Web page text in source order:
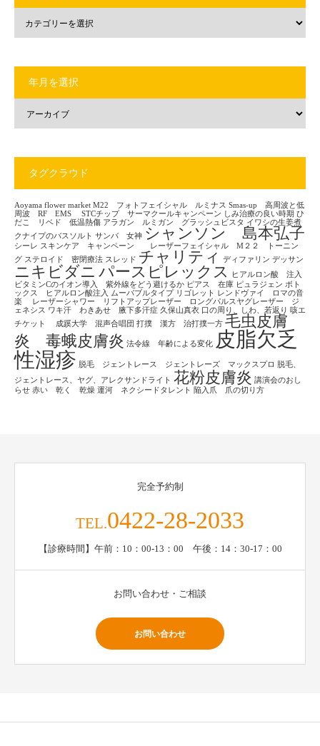
年月を選択
タグクラウド
Aoyama flower market M22 フォトフェイシャル ルミナス Smas-up 高周波と低
周波 RF EMS
STCチップ サーマクールキャンペーン しみ治療の良い時期 ひ
だこ リベド 低温熱傷 アラガン ルミガン グラッシュビスタ イワシの生姜煮
クナイプのバスソルト サンバ 女神 シャンソン 島本弘子
シーレ スキンケア キャンペーン レーザーフェイシャル M２２ トーニン
グ ステロイド 密閉療法 スレッド チャリティ ディファリン デッサン
ニキビダニ パースピレックス
ヒアルロン酸 注入
ビタミンCのイオン導入 紫外線をどう避けるか ピアス 在庫 ピュラジェン ボト
ックス ヒアルロン酸注入
ムーバブルタイプ リゴレット レンドヴァイ ロマの音
楽
レーザーシャワー リフトアップレーザー ロングパルスヤグレーザー ジ
ェネシス ワキ汗 わきあせ 腋下多汗症 久保山真衣 口の周り、しわ、若返り 咳エ
チケット
成蹊大学 混声合唱団 打撲 漢方 治打撲一方 毛虫皮膚
炎 毒蛾皮膚炎 法令線 年齢による変化
皮脂欠乏
性湿疹 脱毛 ジェントレース ジェントレーズ マックスプロ
脱毛、
ジェントレース、ヤグ、アレクサンドライト 花粉皮膚炎 講演会のおし
らせ 赤い 乾く 乾燥 運河 ネクシードタレント 陥入爪 爪の切り方
完全予約制
TEL.0422-28-2033
【診療時間】午前：10：00-13：00 午後：14：30-17：00
お問い合わせ・ご相談
お問い合わせ